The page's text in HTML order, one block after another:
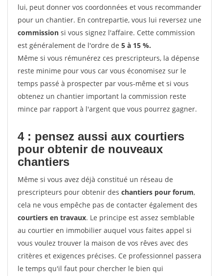
lui, peut donner vos coordonnées et vous recommander
pour un chantier. En contrepartie, vous lui reversez une
commission si vous signez l'affaire. Cette commission
est généralement de l'ordre de 5 à 15 %.
Même si vous rémunérez ces prescripteurs, la dépense
reste minime pour vous car vous économisez sur le
temps passé à prospecter par vous-même et si vous
obtenez un chantier important la commission reste
mince par rapport à l'argent que vous pourrez gagner.
4 : pensez aussi aux courtiers
pour obtenir de nouveaux
chantiers
Même si vous avez déjà constitué un réseau de
prescripteurs pour obtenir des chantiers pour forum,
cela ne vous empêche pas de contacter également des
courtiers en travaux. Le principe est assez semblable
au courtier en immobilier auquel vous faites appel si
vous voulez trouver la maison de vos rêves avec des
critères et exigences précises. Ce professionnel passera
le temps qu'il faut pour chercher le bien qui